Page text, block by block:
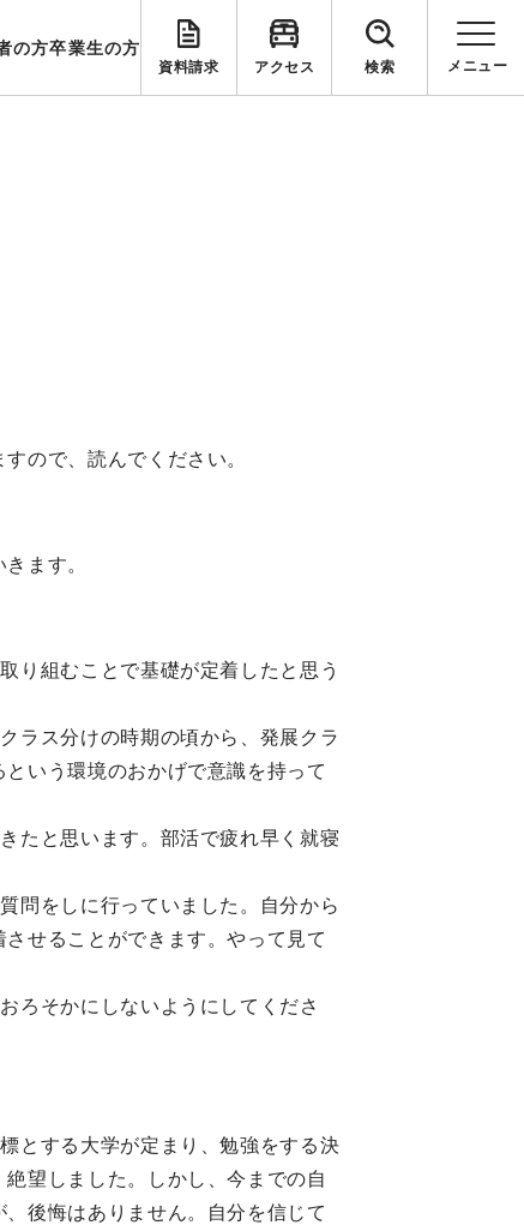
の方卒業生の方
資料請求 アクセス 検索
ので、読んでください。
ます。
り組むことで基礎が定着したと思う
ラス分けの時期の頃から、発展クラ
いう環境のおかげで意識を持って
たと思います。部活で疲れ早く就寝
問をしに行っていました。自分から
せることができます。やって見て
ろそかにしないようにしてくださ
とする大学が定まり、勉強をする決
望しました。しかし、今までの自
後悔はありません。自分を信じて